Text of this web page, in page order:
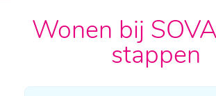
Wonen bij
stappen